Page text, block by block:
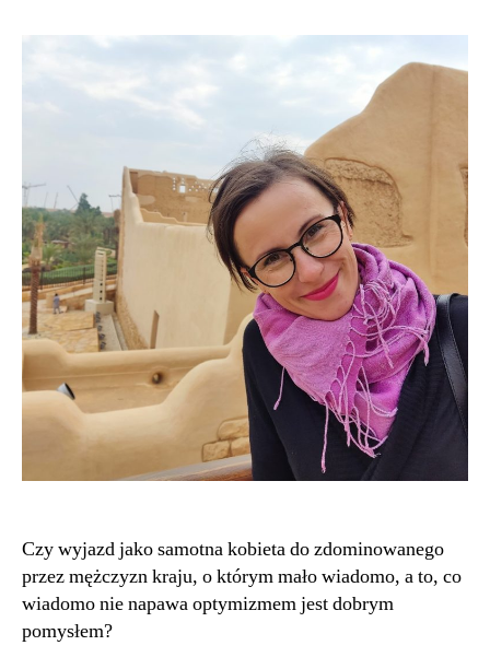
Czy wyjazd jako samotna kobieta do zdominowanego
przez mężczyzn kraju, o którym mało wiadomo, a to, co
wiadomo nie napawa optymizmem jest dobrym
pomysłem?